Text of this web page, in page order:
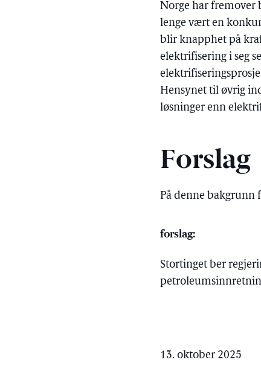
Norge har fremover
lenge vært en
blir knapphet på
elektrifisering i seg
Hensynet til øvrig
løsninger enn
Forslag
På denne bakgrunn
forslag:
Stortinget ber
13. oktober 2025